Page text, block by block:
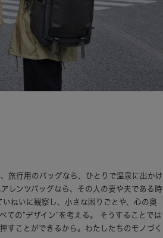
旅行用のバッグなら、ひとりで温泉に出かけ
レンツバッグなら、その人の妻や夫である時
ねいに観察し、小さな困りごとや、心の奥
ての”デザイン”を考える。 そうすることでは
すことができるから。わたしたちのモノづく